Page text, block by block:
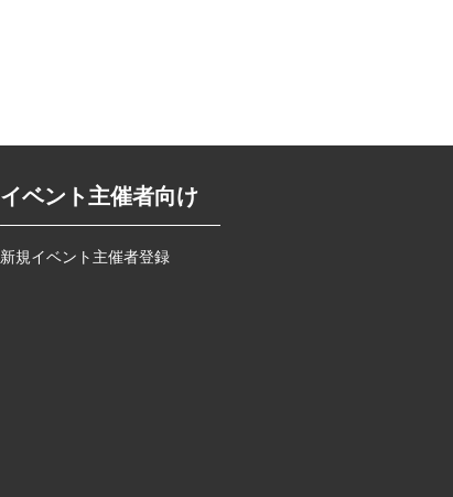
イベント主催者向け
新規イベント主催者登録